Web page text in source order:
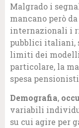
Malgrado i
mancano però
internazionali i
pubblici italiani,
limiti dei
particolare, la
spesa
Demografia,
variabili
su cui agire per